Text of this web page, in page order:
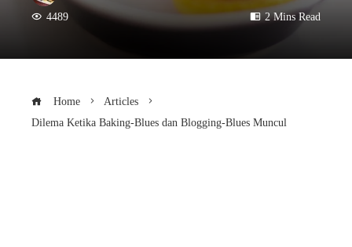
4489 2 Mins Read
Home
Articles
Dilema Ketika Baking-Blues dan Blogging-Blues Muncul